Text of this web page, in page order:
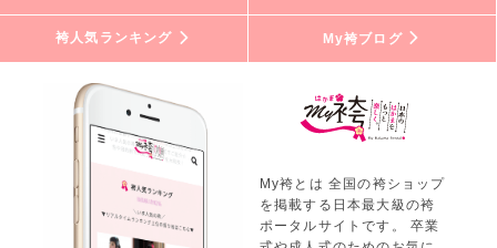
一蔵 川越クレアモール店
一蔵 宮崎店
一蔵 新大阪店
一蔵 大津店
袴人気ランキング My袴ブログ
My袴とは 全国の袴ショップ
を掲載する日本最大級の袴
ポータルサイトです。 卒業